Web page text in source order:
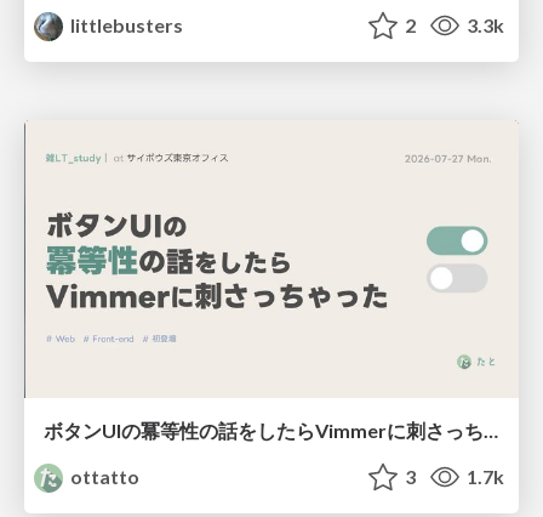
littlebusters
2 3.3k
ボタンUIの冪等性の話をしたらVimmerに刺さっちゃった
ottatto
3 1.7k